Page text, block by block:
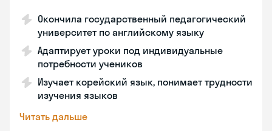
Окончила государственный педагогический
университет по английскому языку
Адаптирует уроки под индивидуальные
потребности учеников
Изучает корейский язык, понимает трудности
изучения языков
Читать дальше